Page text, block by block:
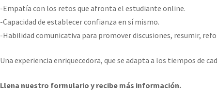
-Empatía con los retos que afronta el estudiante online.
-Capacidad de establecer confianza en sí mismo.
-Habilidad comunicativa para promover discusiones, resumir,
Una experiencia enriquecedora, que se adapta a los tiempos de
Llena nuestro formulario y recibe más información.